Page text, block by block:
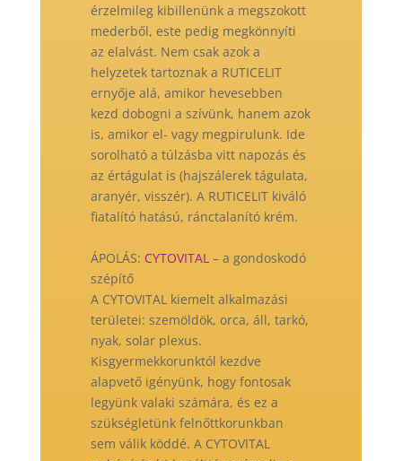
érzelmileg kibillenünk a megszokott
mederből, este pedig megkönnyíti
az elalvást. Nem csak azok a
helyzetek tartoznak a RUTICELIT
ernyője alá, amikor hevesebben
kezd dobogni a szívünk, hanem azok
is, amikor el- vagy megpirulunk. Ide
sorolható a túlzásba vitt napozás és
az értágulat is (hajszálerek tágulata,
aranyér, visszér). A RUTICELIT kiváló
fiatalító hatású, ránctalanító krém.
ÁPOLÁS: CYTOVITAL – a gondoskodó
szépítő
A CYTOVITAL kiemelt alkalmazási
területei: szemöldök, orca, áll, tarkó,
nyak, solar plexus.
Kisgyermekkorunktól kezdve
alapvető igényünk, hogy fontosak
legyünk valaki számára, és ez a
szükségletünk felnőttkorunkban
sem válik köddé. A CYTOVITAL